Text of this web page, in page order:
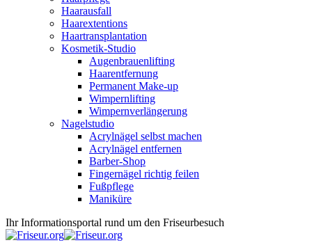
Haarausfall
Haarextentions
Haartransplantation
Kosmetik-Studio
Augenbrauenlifting
Haarentfernung
Permanent Make-up
Wimpernlifting
Wimpernverlängerung
Nagelstudio
Acrylnägel selbst machen
Acrylnägel entfernen
Barber-Shop
Fingernägel richtig feilen
Fußpflege
Maniküre
Ihr Informationsportal rund um den Friseurbesuch